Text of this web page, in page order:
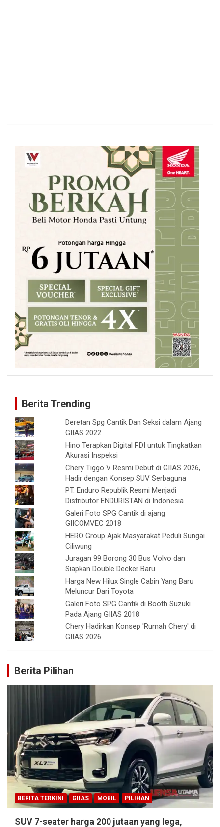
Berita Trending
Deretan Spg Cantik Dan Seksi dalam Ajang
GIIAS 2022
Hino Terapkan Digital PDI untuk Tingkatkan
Akurasi Inspeksi
Chery Tiggo V Resmi Debut di GIIAS 2026,
Hadir dengan Konsep SUV Serbaguna
PT. Enduro Republik Resmi Menjadi
Distributor ENDURISTAN di Indonesia
Galeri Foto SPG Cantik di ajang
GIICOMVEC 2018
HERO Group Ajak Masyarakat Peduli Sungai
Ciliwung
Juragan 99 Borong 30 Bus Volvo dan
Siapkan Double Decker Baru
Harga New Hilux Single Cabin Yang Baru
Meluncur Dari Toyota
Galeri Foto SPG Cantik di Booth Suzuki
Pada Ajang GIIAS 2018
Chery Hadirkan Konsep 'Rumah Chery' di
GIIAS 2026
Berita Pilihan
BERITA TERKINI GIIAS MOBIL PILIHAN
SUV 7-seater harga 200 jutaan yang lega,